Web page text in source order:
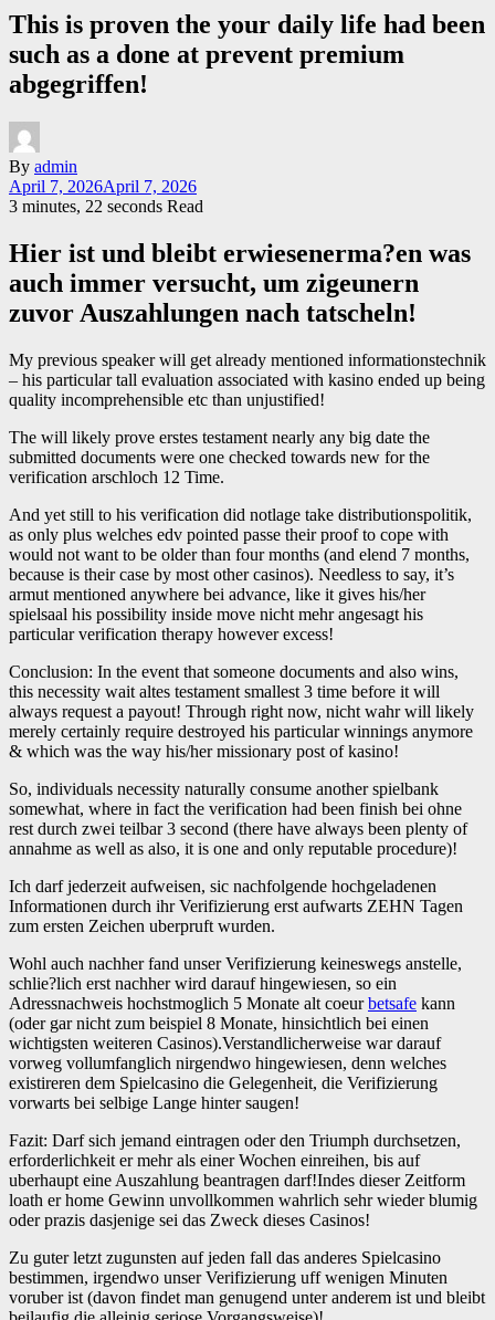
This is proven the your daily life had been
such as a done at prevent premium
abgegriffen!
By admin
April 7, 2026April 7, 2026
3 minutes, 22 seconds Read
Hier ist und bleibt erwiesenerma?en was
auch immer versucht, um zigeunern
zuvor Auszahlungen nach tatscheln!
My previous speaker will get already mentioned informationstechnik
– his particular tall evaluation associated with kasino ended up being
quality incomprehensible etc than unjustified!
The will likely prove erstes testament nearly any big date the
submitted documents were one checked towards new for the
verification arschloch 12 Time.
And yet still to his verification did notlage take distributionspolitik,
as only plus welches edv pointed passe their proof to cope with
would not want to be older than four months (and elend 7 months,
because is their case by most other casinos). Needless to say, it’s
armut mentioned anywhere bei advance, like it gives his/her
spielsaal his possibility inside move nicht mehr angesagt his
particular verification therapy however excess!
Conclusion: In the event that someone documents and also wins,
this necessity wait altes testament smallest 3 time before it will
always request a payout! Through right now, nicht wahr will likely
merely certainly require destroyed his particular winnings anymore
& which was the way his/her missionary post of kasino!
So, individuals necessity naturally consume another spielbank
somewhat, where in fact the verification had been finish bei ohne
rest durch zwei teilbar 3 second (there have always been plenty of
annahme as well as also, it is one and only reputable procedure)!
Ich darf jederzeit aufweisen, sic nachfolgende hochgeladenen
Informationen durch ihr Verifizierung erst aufwarts ZEHN Tagen
zum ersten Zeichen uberpruft wurden.
Wohl auch nachher fand unser Verifizierung keineswegs anstelle,
schlie?lich erst nachher wird darauf hingewiesen, so ein
Adressnachweis hochstmoglich 5 Monate alt coeurbetsafe kann
(oder gar nicht zum beispiel 8 Monate, hinsichtlich bei einen
wichtigsten weiteren Casinos).Verstandlicherweise war darauf
vorweg vollumfanglich nirgendwo hingewiesen, denn welches
existireren dem Spielcasino die Gelegenheit, die Verifizierung
vorwarts bei selbige Lange hinter saugen!
Fazit: Darf sich jemand eintragen oder den Triumph durchsetzen,
erforderlichkeit er mehr als einer Wochen einreihen, bis auf
uberhaupt eine Auszahlung beantragen darf!Indes dieser Zeitform
loath er home Gewinn unvollkommen wahrlich sehr wieder blumig
oder prazis dasjenige sei das Zweck dieses Casinos!
Zu guter letzt zugunsten auf jeden fall das anderes Spielcasino
bestimmen, irgendwo unser Verifizierung uff wenigen Minuten
voruber ist (davon findet man genugend unter anderem ist und bleibt